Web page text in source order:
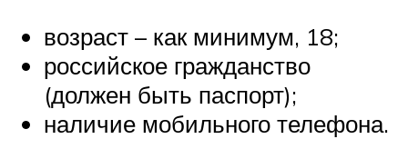
возраст – как минимум, 18;
российское гражданство
(должен быть паспорт);
наличие мобильного телефона.